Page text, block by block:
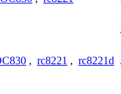
, rc8221 , rc8221d